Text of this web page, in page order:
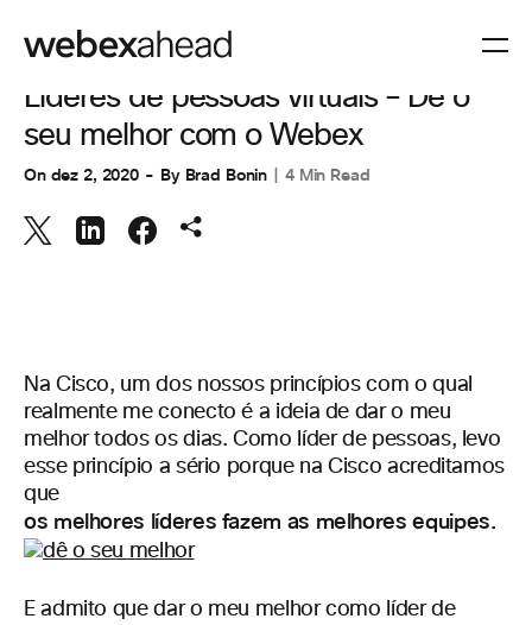
COLABORAÇÃO,ESPAÇOS DE TRABALHO
Líderes de pessoas virtuais – Dê o
seu melhor com o Webex
On dez 2, 2020 By Brad Bonin 4 Min Read
Na Cisco, um dos nossos princípios com o qual
realmente me conecto é a ideia de dar o meu
melhor todos os dias. Como líder de pessoas, levo
esse princípio a sério porque na Cisco acreditamos
que
os melhores líderes fazem as melhores equipes.
E admito que dar o meu melhor como líder de